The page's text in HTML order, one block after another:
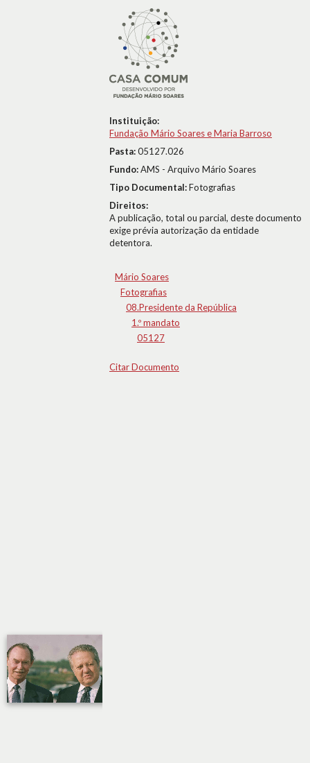
Instituição:
Fundação Mário Soares e Maria Barroso
Pasta:05127.026
Fundo:AMS - Arquivo Mário Soares
Tipo Documental:Fotografias
Direitos:
A publicação, total ou parcial, deste documento
exige prévia autorização da entidade
detentora.
Mário Soares
Fotografias
08.Presidente da República
1.º mandato
05127
Citar Documento